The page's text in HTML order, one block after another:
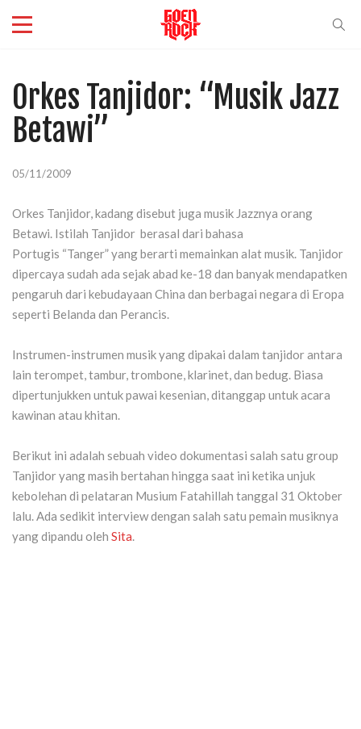
Orkes Tanjidor: “Musik Jazz
Betawi”
05/11/2009
Orkes Tanjidor, kadang disebut juga musik Jazznya orang
Betawi. Istilah Tanjidor berasal dari bahasa
Portugis “Tanger” yang berarti memainkan alat musik. Tanjidor
dipercaya sudah ada sejak abad ke-18 dan banyak mendapatken
pengaruh dari kebudayaan China dan berbagai negara di Eropa
seperti Belanda dan Perancis.
Instrumen-instrumen musik yang dipakai dalam tanjidor antara
lain terompet, tambur, trombone, klarinet, dan bedug. Biasa
dipertunjukken untuk pawai kesenian, ditanggap untuk acara
kawinan atau khitan.
Berikut ini adalah sebuah video dokumentasi salah satu group
Tanjidor yang masih bertahan hingga saat ini ketika unjuk
kebolehan di pelataran Musium Fatahillah tanggal 31 Oktober
lalu. Ada sedikit interview dengan salah satu pemain musiknya
yang dipandu oleh Sita.